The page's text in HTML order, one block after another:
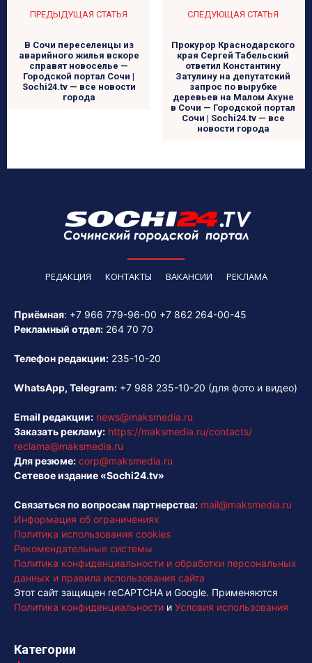
ПРЕДЫДУЩАЯ СТАТЬЯ
В Сочи переселенцы из
аварийного жилья вскоре
справят новоселье —
Городской портал Сочи |
Sochi24.tv — все новости
города
СЛЕДУЮЩАЯ СТАТЬЯ
Прокурор Краснодарского
края Сергей Табельский
ответил Константину
Затулину на депутатский
запрос по вырубке
деревьев на Малом Ахуне
в Сочи — Городской портал
Сочи | Sochi24.tv — все
новости города
РЕДАКЦИЯ КОНТАКТЫ ВАКАНСИИ РЕКЛАМА
Приёмная: +7 966 779-96-00 +7 862 264-00-45
Рекламный отдел: 264 70 70
Телефон редакции: 235-10-20
WhatsApp, Telegram: +7 988 235-10-20 (для фото и видео)
Email редакции: news@maksmedia.ru
Заказать рекламу: https://maksmedia.ru/contacts/
reclama@maksmedia.ru
Для резюме: corp@maksmedia.ru
Сетевое издание «Sochi24.tv»
Связаться по вопросам партнерства: mail@maksmedia.ru
Информация об ограничениях
Политика использования cookies
Рекомендательные системы
Политика конфиденциальности и обработки персональных
данных и правила использования сайта
Этот сайт защищен reCAPTCHA и Google. Применяются
Политика конфиденциальности и Условия использования
Категории